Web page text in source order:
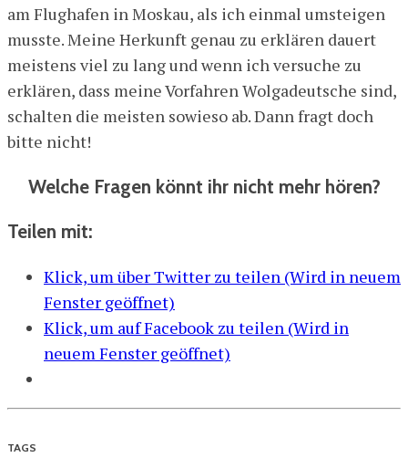
am Flughafen in Moskau, als ich einmal umsteigen
musste. Meine Herkunft genau zu erklären dauert
meistens viel zu lang und wenn ich versuche zu
erklären, dass meine Vorfahren Wolgadeutsche sind,
schalten die meisten sowieso ab. Dann fragt doch
bitte nicht!
Welche Fragen könnt ihr nicht mehr hören?
Teilen mit:
Klick, um über Twitter zu teilen (Wird in neuem
Fenster geöffnet)
Klick, um auf Facebook zu teilen (Wird in
neuem Fenster geöffnet)
TAGS